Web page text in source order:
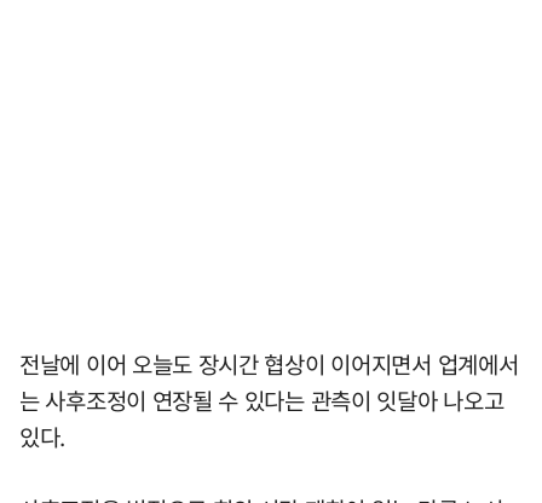
전날에 이어 오늘도 장시간 협상이 이어지면서 업계에서
는 사후조정이 연장될 수 있다는 관측이 잇달아 나오고
있다.